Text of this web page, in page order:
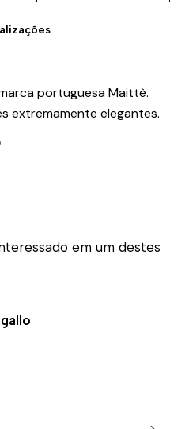
portuguesa Maittè.
extremamente elegantes.
em um destes